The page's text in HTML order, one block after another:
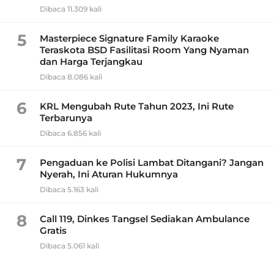
Dibaca 11.309 kali
5
Masterpiece Signature Family Karaoke
Teraskota BSD Fasilitasi Room Yang Nyaman
dan Harga Terjangkau
Dibaca 8.086 kali
6
KRL Mengubah Rute Tahun 2023, Ini Rute
Terbarunya
Dibaca 6.856 kali
7
Pengaduan ke Polisi Lambat Ditangani? Jangan
Nyerah, Ini Aturan Hukumnya
Dibaca 5.163 kali
8
Call 119, Dinkes Tangsel Sediakan Ambulance
Gratis
Dibaca 5.061 kali